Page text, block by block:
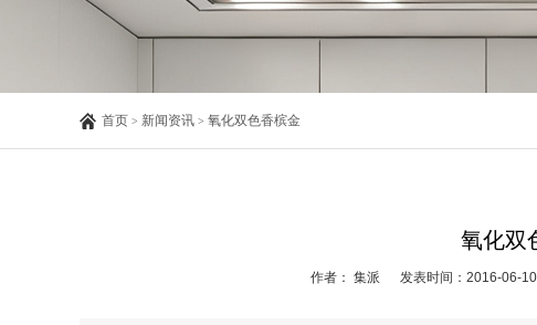
首页 > 新闻资讯 > 氧化双色香槟金
氧化双
作者： 集派 发表时间：2016-06-10